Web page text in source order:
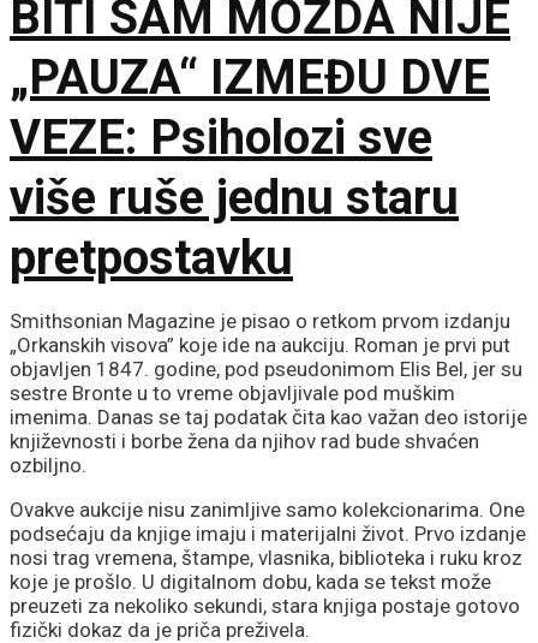
BITI SAM MOŽDA NIJE
„PAUZA“ IZMEĐU DVE
VEZE: Psiholozi sve
više ruše jednu staru
pretpostavku
Smithsonian Magazine je pisao o retkom prvom izdanju
„Orkanskih visova” koje ide na aukciju. Roman je prvi put
objavljen 1847. godine, pod pseudonimom Elis Bel, jer su
sestre Bronte u to vreme objavljivale pod muškim
imenima. Danas se taj podatak čita kao važan deo istorije
književnosti i borbe žena da njihov rad bude shvaćen
ozbiljno.
Ovakve aukcije nisu zanimljive samo kolekcionarima. One
podsećaju da knjige imaju i materijalni život. Prvo izdanje
nosi trag vremena, štampe, vlasnika, biblioteka i ruku kroz
koje je prošlo. U digitalnom dobu, kada se tekst može
preuzeti za nekoliko sekundi, stara knjiga postaje gotovo
fizički dokaz da je priča preživela.